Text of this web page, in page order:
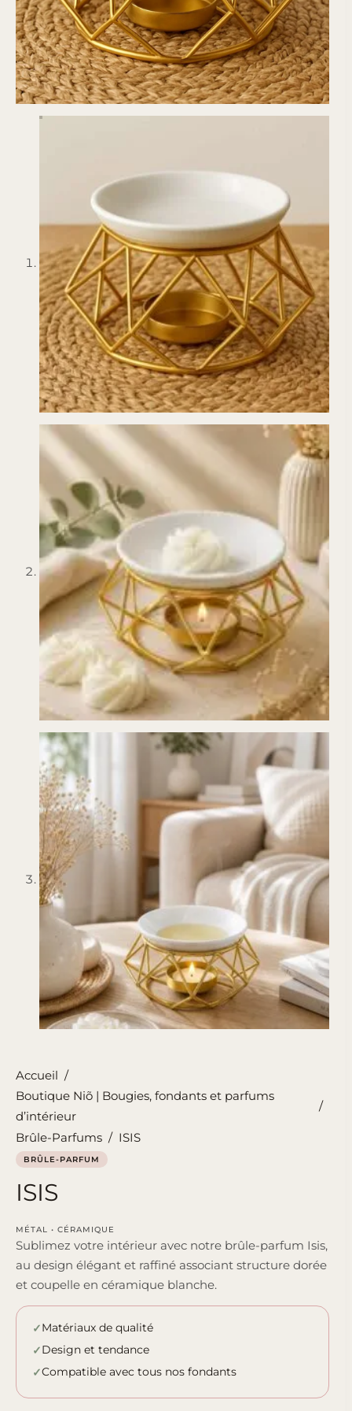
Accueil /
Boutique Niõ | Bougies, fondants et parfums
d’intérieur
/
Brûle-Parfums / ISIS
BRÛLE-PARFUM
ISIS
MÉTAL • CÉRAMIQUE
Sublimez votre intérieur avec notre brûle-parfum Isis,
au design élégant et raffiné associant structure dorée
et coupelle en céramique blanche.
Matériaux de qualité
Design et tendance
Compatible avec tous nos fondants